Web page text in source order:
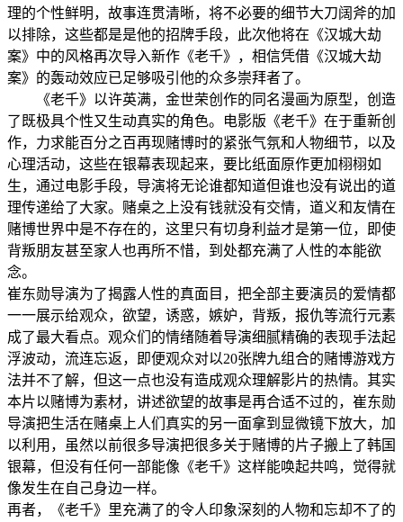
理的个性鲜明，故事连贯清晰，将不必要的细节大刀阔斧的加
以排除，这些都是是他的招牌手段，此次他将在《汉城大劫
案》中的风格再次导入新作《老千》，相信凭借《汉城大劫
案》的轰动效应已足够吸引他的众多崇拜者了。
《老千》以许英满，金世荣创作的同名漫画为原型，创造
了既极具个性又生动真实的角色。电影版《老千》在于重新创
作，力求能百分之百再现赌博时的紧张气氛和人物细节，以及
心理活动，这些在银幕表现起来，要比纸面原作更加栩栩如
生，通过电影手段，导演将无论谁都知道但谁也没有说出的道
理传递给了大家。赌桌之上没有钱就没有交情，道义和友情在
赌博世界中是不存在的，这里只有切身利益才是第一位，即使
背叛朋友甚至家人也再所不惜，到处都充满了人性的本能欲
念。
崔东勋导演为了揭露人性的真面目，把全部主要演员的爱情都
一一展示给观众，欲望，诱惑，嫉妒，背叛，报仇等流行元素
成了最大看点。观众们的情绪随着导演细腻精确的表现手法起
浮波动，流连忘返，即便观众对以20张牌九组合的赌博游戏方
法并不了解，但这一点也没有造成观众理解影片的热情。其实
本片以赌博为素材，讲述欲望的故事是再合适不过的，崔东勋
导演把生活在赌桌上人们真实的另一面拿到显微镜下放大，加
以利用，虽然以前很多导演把很多关于赌博的片子搬上了韩国
银幕，但没有任何一部能像《老千》这样能唤起共鸣，觉得就
像发生在自己身边一样。
再者，《老千》里充满了的令人印象深刻的人物和忘却不了的